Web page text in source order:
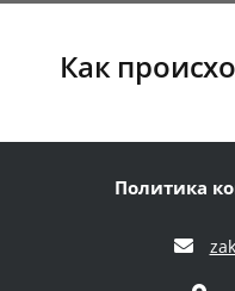
Как
Политика